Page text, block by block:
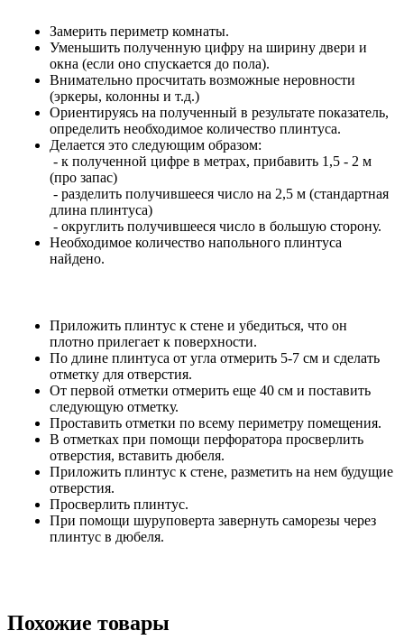
Замерить периметр комнаты.
Уменьшить полученную цифру на ширину двери и
окна (если оно спускается до пола).
Внимательно просчитать возможные неровности
(эркеры, колонны и т.д.)
Ориентируясь на полученный в результате показатель,
определить необходимое количество плинтуса.
Делается это следующим образом:
- к полученной цифре в метрах, прибавить 1,5 - 2 м
(про запас)
- разделить получившееся число на 2,5 м (стандартная
длина плинтуса)
- округлить получившееся число в большую сторону.
Необходимое количество напольного плинтуса
найдено.
Приложить плинтус к стене и убедиться, что он
плотно прилегает к поверхности.
По длине плинтуса от угла отмерить 5-7 см и сделать
отметку для отверстия.
От первой отметки отмерить еще 40 см и поставить
следующую отметку.
Проставить отметки по всему периметру помещения.
В отметках при помощи перфоратора просверлить
отверстия, вставить дюбеля.
Приложить плинтус к стене, разметить на нем будущие
отверстия.
Просверлить плинтус.
При помощи шуруповерта завернуть саморезы через
плинтус в дюбеля.
Похожие товары